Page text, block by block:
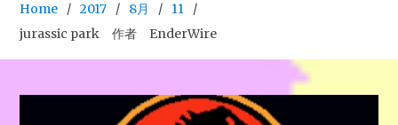
Home 2017 8月
11
jurassic park 作者 EnderWire